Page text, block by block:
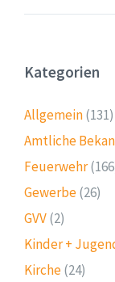
Kategorien
Allgemein(131)
Amtliche
Feuerwehr
Gewerbe(26)
GVV(2)
Kinder +
Kirche(24)